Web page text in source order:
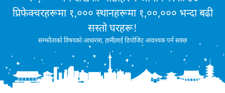
प्रिफेक्चरहरूमा १,००० स्थानहरूमा १,००,००० भन्दा बढी
सस्तो घरहरू!
सम्झौताको विषयको आधारमा, हामीलाई डिपोजिट आवश्यक पर्न सक्छ